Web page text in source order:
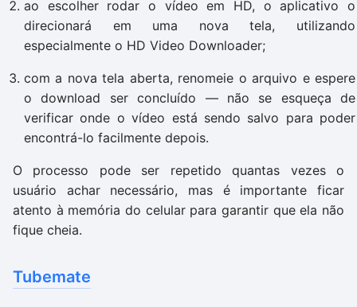
ao escolher rodar o vídeo em HD, o aplicativo o
direcionará em uma nova tela, utilizando
especialmente o HD Video Downloader;
com a nova tela aberta, renomeie o arquivo e espere
o download ser concluído — não se esqueça de
verificar onde o vídeo está sendo salvo para poder
encontrá-lo facilmente depois.
O processo pode ser repetido quantas vezes o
usuário achar necessário, mas é importante ficar
atento à memória do celular para garantir que ela não
fique cheia.
Tubemate